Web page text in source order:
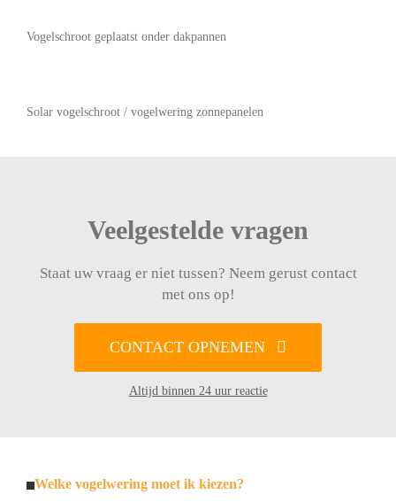
Vogelschroot geplaatst onder dakpannen
Solar vogelschroot / vogelwering zonnepanelen
Veelgestelde vragen
Staat uw vraag er niet tussen? Neem gerust contact
met ons op!
CONTACT OPNEMEN
Altijd binnen 24 uur reactie
Welke vogelwering moet ik kiezen?